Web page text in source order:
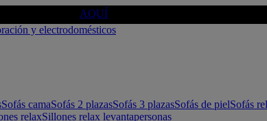
AQUÍ
Sofás camaSofás 2 plazasSofás 3 plazasSofás de pielSofás
relaxSillones relax levantapersonas